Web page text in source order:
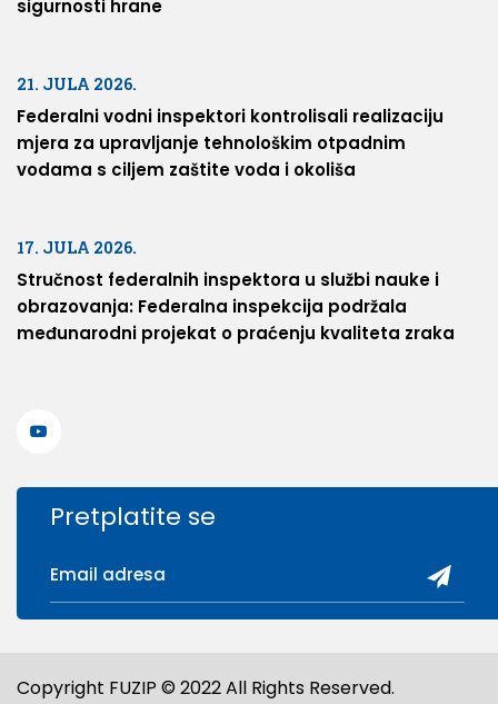
sigurnosti hrane
21. JULA 2026.
Federalni vodni inspektori kontrolisali realizaciju
mjera za upravljanje tehnološkim otpadnim
vodama s ciljem zaštite voda i okoliša
17. JULA 2026.
Stručnost federalnih inspektora u službi nauke i
obrazovanja: Federalna inspekcija podržala
međunarodni projekat o praćenju kvaliteta zraka
Pretplatite se
Copyright FUZIP © 2022 All Rights Reserved.